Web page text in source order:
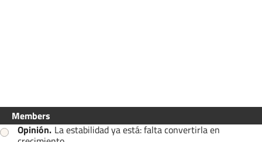
Members
Opinión. La estabilidad ya está: falta convertirla en